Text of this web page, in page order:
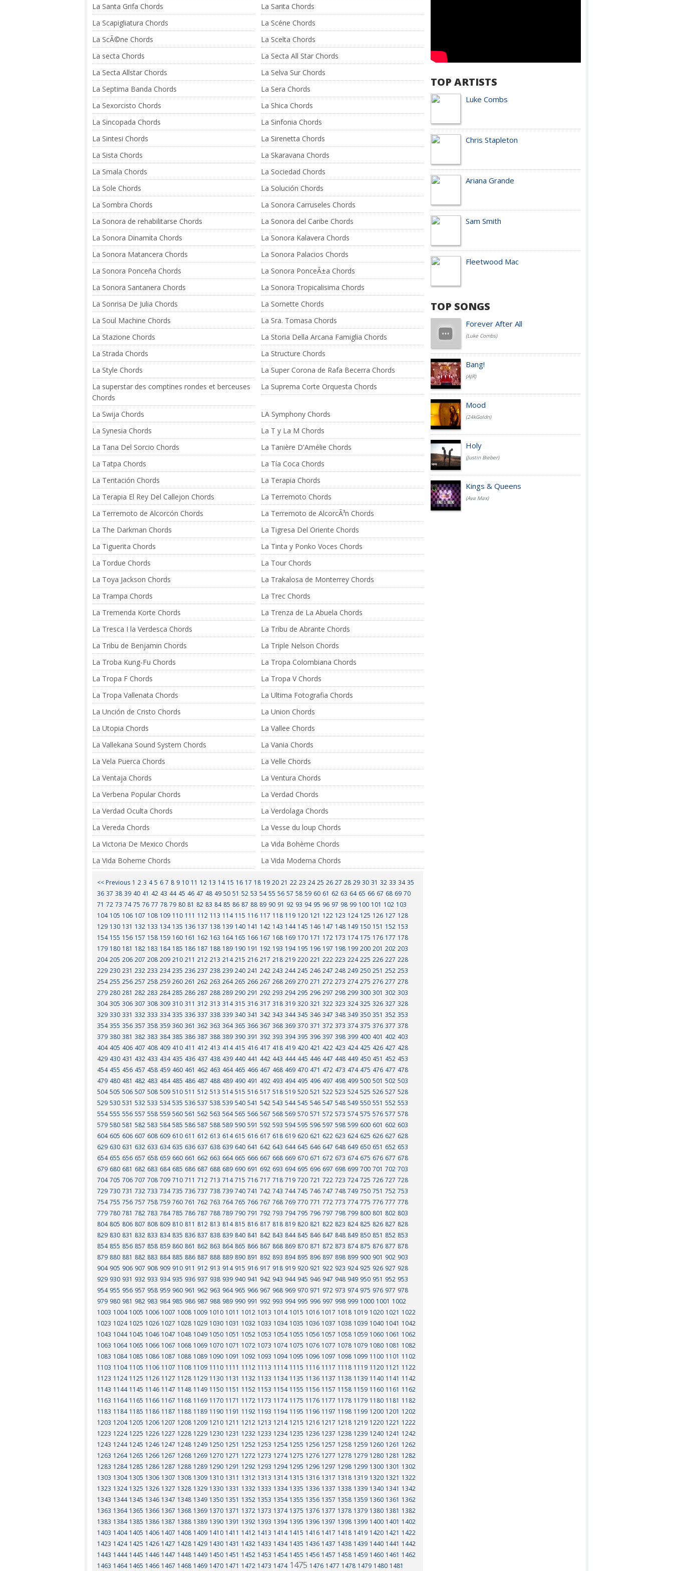
La Santa Grifa Chords
La Sarita Chords
La Scapigliatura Chords
La Scéne Chords
La ScÃ©ne Chords
La Scelta Chords
La secta Chords
La Secta All Star Chords
La Secta Allstar Chords
La Selva Sur Chords
La Septima Banda Chords
La Sera Chords
La Sexorcisto Chords
La Shica Chords
La Sincopada Chords
La Sinfonia Chords
La Sintesi Chords
La Sirenetta Chords
La Sista Chords
La Skaravana Chords
La Smala Chords
La Sociedad Chords
La Sole Chords
La Solución Chords
La Sombra Chords
La Sonora Carruseles Chords
La Sonora de rehabilitarse Chords
La Sonora del Caribe Chords
La Sonora Dinamita Chords
La Sonora Kalavera Chords
La Sonora Matancera Chords
La Sonora Palacios Chords
La Sonora Ponceña Chords
La Sonora PonceÃ±a Chords
La Sonora Santanera Chords
La Sonora Tropicalisima Chords
La Sonrisa De Julia Chords
La Sornette Chords
La Soul Machine Chords
La Sra. Tomasa Chords
La Stazione Chords
La Storia Della Arcana Famiglia Chords
La Strada Chords
La Structure Chords
La Style Chords
La Super Corona de Rafa Becerra Chords
La superstar des comptines rondes et berceuses
Chords
La Suprema Corte Orquesta Chords
La Swija Chords
LA Symphony Chords
La Synesia Chords
La T y La M Chords
La Tana Del Sorcio Chords
La Tanière D'Amélie Chords
La Tatpa Chords
La Tía Coca Chords
La Tentación Chords
La Terapia Chords
La Terapia El Rey Del Callejon Chords
La Terremoto Chords
La Terremoto de Alcorcón Chords
La Terremoto de AlcorcÃ³n Chords
La The Darkman Chords
La Tigresa Del Oriente Chords
La Tiguerita Chords
La Tinta y Ponko Voces Chords
La Tordue Chords
La Tour Chords
La Toya Jackson Chords
La Trakalosa de Monterrey Chords
La Trampa Chords
La Trec Chords
La Tremenda Korte Chords
La Trenza de La Abuela Chords
La Tresca I la Verdesca Chords
La Tribu de Abrante Chords
La Tribu de Benjamin Chords
La Triple Nelson Chords
La Troba Kung-Fu Chords
La Tropa Colombiana Chords
La Tropa F Chords
La Tropa V Chords
La Tropa Vallenata Chords
La Ultima Fotografia Chords
La Unción de Cristo Chords
La Union Chords
La Utopia Chords
La Vallee Chords
La Vallekana Sound System Chords
La Vania Chords
La Vela Puerca Chords
La Velle Chords
La Ventaja Chords
La Ventura Chords
La Verbena Popular Chords
La Verdad Chords
La Verdad Oculta Chords
La Verdolaga Chords
La Vereda Chords
La Vesse du loup Chords
La Victoria De Mexico Chords
La Vida Bohème Chords
La Vida Boheme Chords
La Vida Moderna Chords
<< Previous 1 2 3 4 5 6 7 8 9 10 11 12 13 14 15 16 17 18 19 20 21 22 23 24 25 26 27 28 29 30 31 32 33 34 35
36 37 38 39 40 41 42 43 44 45 46 47 48 49 50 51 52 53 54 55 56 57 58 59 60 61 62 63 64 65 66 67 68 69 70
71 72 73 74 75 76 77 78 79 80 81 82 83 84 85 86 87 88 89 90 91 92 93 94 95 96 97 98 99 100 101 102 103
104 105 106 107 108 109 110 111 112 113 114 115 116 117 118 119 120 121 122 123 124 125 126 127 128
129 130 131 132 133 134 135 136 137 138 139 140 141 142 143 144 145 146 147 148 149 150 151 152 153
154 155 156 157 158 159 160 161 162 163 164 165 166 167 168 169 170 171 172 173 174 175 176 177 178
179 180 181 182 183 184 185 186 187 188 189 190 191 192 193 194 195 196 197 198 199 200 201 202 203
204 205 206 207 208 209 210 211 212 213 214 215 216 217 218 219 220 221 222 223 224 225 226 227 228
229 230 231 232 233 234 235 236 237 238 239 240 241 242 243 244 245 246 247 248 249 250 251 252 253
254 255 256 257 258 259 260 261 262 263 264 265 266 267 268 269 270 271 272 273 274 275 276 277 278
279 280 281 282 283 284 285 286 287 288 289 290 291 292 293 294 295 296 297 298 299 300 301 302 303
304 305 306 307 308 309 310 311 312 313 314 315 316 317 318 319 320 321 322 323 324 325 326 327 328
329 330 331 332 333 334 335 336 337 338 339 340 341 342 343 344 345 346 347 348 349 350 351 352 353
354 355 356 357 358 359 360 361 362 363 364 365 366 367 368 369 370 371 372 373 374 375 376 377 378
379 380 381 382 383 384 385 386 387 388 389 390 391 392 393 394 395 396 397 398 399 400 401 402 403
404 405 406 407 408 409 410 411 412 413 414 415 416 417 418 419 420 421 422 423 424 425 426 427 428
429 430 431 432 433 434 435 436 437 438 439 440 441 442 443 444 445 446 447 448 449 450 451 452 453
454 455 456 457 458 459 460 461 462 463 464 465 466 467 468 469 470 471 472 473 474 475 476 477 478
479 480 481 482 483 484 485 486 487 488 489 490 491 492 493 494 495 496 497 498 499 500 501 502 503
504 505 506 507 508 509 510 511 512 513 514 515 516 517 518 519 520 521 522 523 524 525 526 527 528
529 530 531 532 533 534 535 536 537 538 539 540 541 542 543 544 545 546 547 548 549 550 551 552 553
554 555 556 557 558 559 560 561 562 563 564 565 566 567 568 569 570 571 572 573 574 575 576 577 578
579 580 581 582 583 584 585 586 587 588 589 590 591 592 593 594 595 596 597 598 599 600 601 602 603
604 605 606 607 608 609 610 611 612 613 614 615 616 617 618 619 620 621 622 623 624 625 626 627 628
629 630 631 632 633 634 635 636 637 638 639 640 641 642 643 644 645 646 647 648 649 650 651 652 653
654 655 656 657 658 659 660 661 662 663 664 665 666 667 668 669 670 671 672 673 674 675 676 677 678
679 680 681 682 683 684 685 686 687 688 689 690 691 692 693 694 695 696 697 698 699 700 701 702 703
704 705 706 707 708 709 710 711 712 713 714 715 716 717 718 719 720 721 722 723 724 725 726 727 728
729 730 731 732 733 734 735 736 737 738 739 740 741 742 743 744 745 746 747 748 749 750 751 752 753
754 755 756 757 758 759 760 761 762 763 764 765 766 767 768 769 770 771 772 773 774 775 776 777 778
779 780 781 782 783 784 785 786 787 788 789 790 791 792 793 794 795 796 797 798 799 800 801 802 803
804 805 806 807 808 809 810 811 812 813 814 815 816 817 818 819 820 821 822 823 824 825 826 827 828
829 830 831 832 833 834 835 836 837 838 839 840 841 842 843 844 845 846 847 848 849 850 851 852 853
854 855 856 857 858 859 860 861 862 863 864 865 866 867 868 869 870 871 872 873 874 875 876 877 878
879 880 881 882 883 884 885 886 887 888 889 890 891 892 893 894 895 896 897 898 899 900 901 902 903
904 905 906 907 908 909 910 911 912 913 914 915 916 917 918 919 920 921 922 923 924 925 926 927 928
929 930 931 932 933 934 935 936 937 938 939 940 941 942 943 944 945 946 947 948 949 950 951 952 953
954 955 956 957 958 959 960 961 962 963 964 965 966 967 968 969 970 971 972 973 974 975 976 977 978
979 980 981 982 983 984 985 986 987 988 989 990 991 992 993 994 995 996 997 998 999 1000 1001 1002
1003 1004 1005 1006 1007 1008 1009 1010 1011 1012 1013 1014 1015 1016 1017 1018 1019 1020 1021 1022
1023 1024 1025 1026 1027 1028 1029 1030 1031 1032 1033 1034 1035 1036 1037 1038 1039 1040 1041 1042
1043 1044 1045 1046 1047 1048 1049 1050 1051 1052 1053 1054 1055 1056 1057 1058 1059 1060 1061 1062
1063 1064 1065 1066 1067 1068 1069 1070 1071 1072 1073 1074 1075 1076 1077 1078 1079 1080 1081 1082
1083 1084 1085 1086 1087 1088 1089 1090 1091 1092 1093 1094 1095 1096 1097 1098 1099 1100 1101 1102
1103 1104 1105 1106 1107 1108 1109 1110 1111 1112 1113 1114 1115 1116 1117 1118 1119 1120 1121 1122
1123 1124 1125 1126 1127 1128 1129 1130 1131 1132 1133 1134 1135 1136 1137 1138 1139 1140 1141 1142
1143 1144 1145 1146 1147 1148 1149 1150 1151 1152 1153 1154 1155 1156 1157 1158 1159 1160 1161 1162
1163 1164 1165 1166 1167 1168 1169 1170 1171 1172 1173 1174 1175 1176 1177 1178 1179 1180 1181 1182
1183 1184 1185 1186 1187 1188 1189 1190 1191 1192 1193 1194 1195 1196 1197 1198 1199 1200 1201 1202
1203 1204 1205 1206 1207 1208 1209 1210 1211 1212 1213 1214 1215 1216 1217 1218 1219 1220 1221 1222
1223 1224 1225 1226 1227 1228 1229 1230 1231 1232 1233 1234 1235 1236 1237 1238 1239 1240 1241 1242
1243 1244 1245 1246 1247 1248 1249 1250 1251 1252 1253 1254 1255 1256 1257 1258 1259 1260 1261 1262
1263 1264 1265 1266 1267 1268 1269 1270 1271 1272 1273 1274 1275 1276 1277 1278 1279 1280 1281 1282
1283 1284 1285 1286 1287 1288 1289 1290 1291 1292 1293 1294 1295 1296 1297 1298 1299 1300 1301 1302
1303 1304 1305 1306 1307 1308 1309 1310 1311 1312 1313 1314 1315 1316 1317 1318 1319 1320 1321 1322
1323 1324 1325 1326 1327 1328 1329 1330 1331 1332 1333 1334 1335 1336 1337 1338 1339 1340 1341 1342
1343 1344 1345 1346 1347 1348 1349 1350 1351 1352 1353 1354 1355 1356 1357 1358 1359 1360 1361 1362
1363 1364 1365 1366 1367 1368 1369 1370 1371 1372 1373 1374 1375 1376 1377 1378 1379 1380 1381 1382
1383 1384 1385 1386 1387 1388 1389 1390 1391 1392 1393 1394 1395 1396 1397 1398 1399 1400 1401 1402
1403 1404 1405 1406 1407 1408 1409 1410 1411 1412 1413 1414 1415 1416 1417 1418 1419 1420 1421 1422
1423 1424 1425 1426 1427 1428 1429 1430 1431 1432 1433 1434 1435 1436 1437 1438 1439 1440 1441 1442
1443 1444 1445 1446 1447 1448 1449 1450 1451 1452 1453 1454 1455 1456 1457 1458 1459 1460 1461 1462
1463 1464 1465 1466 1467 1468 1469 1470 1471 1472 1473 14741475 1476 1477 1478 1479 1480 1481
TOP ARTISTS
Luke Combs
Chris Stapleton
Ariana Grande
Sam Smith
Fleetwood Mac
TOP SONGS
Forever After All
(Luke Combs)
Bang!
(AJR)
Mood
(24kGoldn)
Holy
(Justin Bieber)
Kings & Queens
(Ava Max)